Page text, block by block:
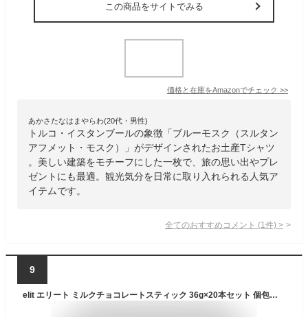
この商品をサイトでみる
価格と在庫をAmazonでチェック >>
あかさたなはまやらわ(20代・男性)
トルコ・イスタンブールの象徴「ブルーモスク（スルタン
アフメット・モスク）」がデザインされたお土産Tシャツ
。美しい建築をモチーフにした一枚で、旅の思い出やプレ
ゼントにも最適。観光気分を日常に取り入れられる人気ア
イテムです。
全てのおすすめコメント (1 件) >
9
elit エリート ミルクチョコレートスティック 36g×20本セット 個包装 スティックチョコ トルコみやげ トルコ土産 夏季クール バレンタイン